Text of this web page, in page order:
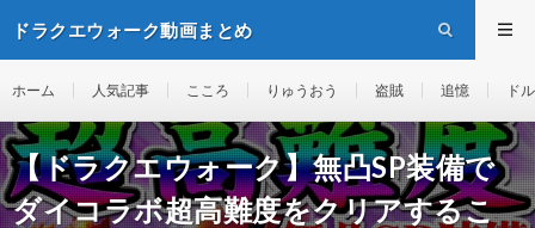
ドラクエウォーク動画まとめ
ホーム 人気記事 こころ りゅうおう 盗賊 追憶 ド
【ドラクエウォーク】無凸SP装備で
ダイコラボ超高難度をクリアするこ